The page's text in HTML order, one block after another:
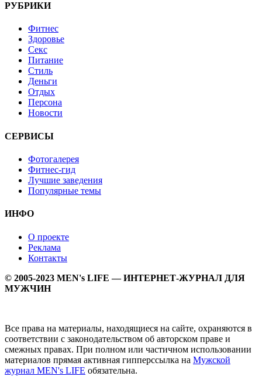
РУБРИКИ
Фитнес
Здоровье
Секс
Питание
Стиль
Деньги
Отдых
Персона
Новости
СЕРВИСЫ
Фотогалерея
Фитнес-гид
Лучшие заведения
Популярные темы
ИНФО
О проекте
Реклама
Контакты
© 2005-2023 MEN's LIFE — ИНТЕРНЕТ-ЖУРНАЛ ДЛЯ
МУЖЧИН
Все права на материалы, находящиеся на сайте, охраняются в
соответствии с законодательством об авторском праве и
смежных правах. При полном или частичном использовании
материалов прямая активная гипперссылка на Мужской
журнал MEN's LIFE обязательна.